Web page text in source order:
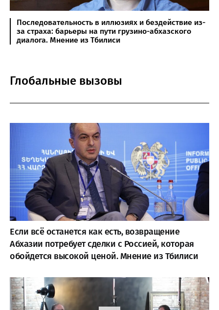
Последовательность в иллюзиях и бездействие из-
за страха: барьеры на пути грузино-абхазского
диалога. Мнение из Тбилиси
Глобальные вызовы
Если всё останется как есть, возвращение
Абхазии потребует сделки с Россией, которая
обойдется высокой ценой. Мнение из Тбилиси